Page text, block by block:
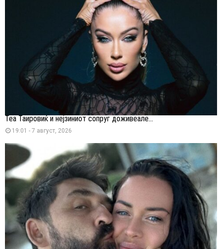
Теа Таировиќ и нејзиниот сопруг доживеале...
19:01 - 7 август, 2026